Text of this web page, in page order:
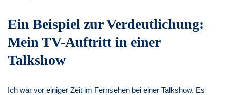
Ein Beispiel zur Verdeutlichung:
Mein TV-Auftritt in einer
Talkshow
Ich war vor einiger Zeit im Fernsehen bei einer Talkshow. Es